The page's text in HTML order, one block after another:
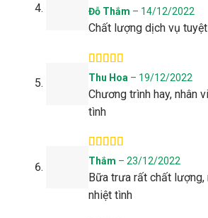
Được xếp
hạng
Đỗ Thắm – 14/12/2022
Chất lượng dịch vụ
Được xếp
Thu Hoa – 19/12/2022
Chương trình hay, nhân
tình
Được xếp
5 sao
Thắm – 23/12/2022
Bữa trưa rất chất
nhiệt tình